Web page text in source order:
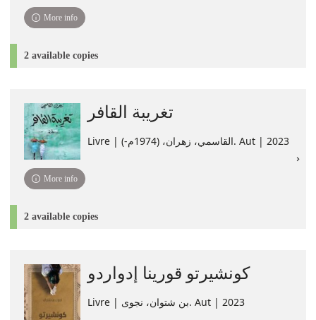
More info
2 available copies
تغريبة القافر
Livre | القاسمي، زهران، (1974م-). Aut | 2023
More info
2 available copies
كونشيرتو قورينا إدواردو
Livre | بن شتوان، نجوى. Aut | 2023